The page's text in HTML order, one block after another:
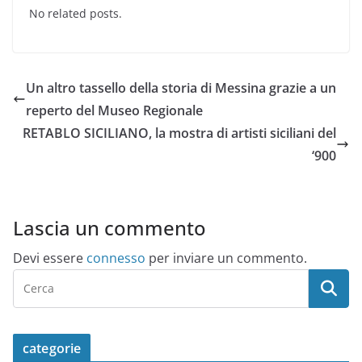
No related posts.
Un altro tassello della storia di Messina grazie a un
reperto del Museo Regionale
RETABLO SICILIANO, la mostra di artisti siciliani del
‘900
Lascia un commento
Devi essere connesso per inviare un commento.
categorie